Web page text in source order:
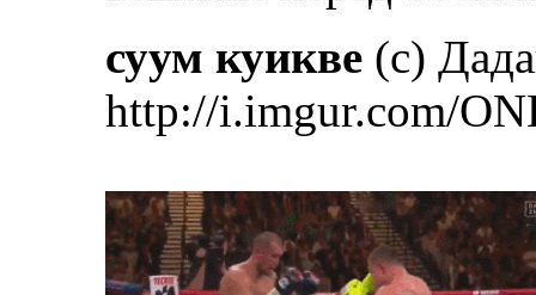
суум куикве (с)
http://i.imgur.com/